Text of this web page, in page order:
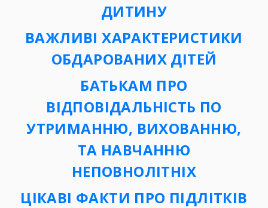
ДИТИНУ
ВАЖЛИВІ ХАРАКТЕРИСТИКИ
ОБДАРОВАНИХ ДІТЕЙ
БАТЬКАМ ПРО
ВІДПОВІДАЛЬНІСТЬ ПО
УТРИМАННЮ, ВИХОВАННЮ,
ТА НАВЧАННЮ
НЕПОВНОЛІТНІХ
ЦІКАВІ ФАКТИ ПРО ПІДЛІТКІВ